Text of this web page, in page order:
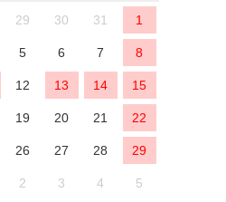
29 30 31 1
5 6 7 8
12 13 14 15
19 20 21 22
26 27 28 29
2 3 4 5